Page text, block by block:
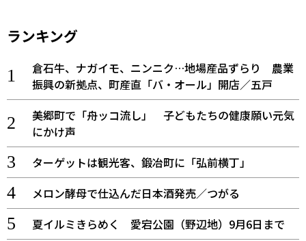
ランキング
倉石牛、ナガイモ、ニンニク…地場産品ずらり 農業
振興の新拠点、町産直「バ・オール」開店／五戸
美郷町で「舟ッコ流し」 子どもたちの健康願い元気
にかけ声
ターゲットは観光客、鍛冶町に「弘前横丁」
メロン酵母で仕込んだ日本酒発売／つがる
夏イルミきらめく 愛宕公園（野辺地）9月6日まで